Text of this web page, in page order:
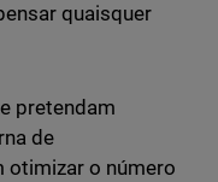
quaisquer
pretendam
de
otimizar o número